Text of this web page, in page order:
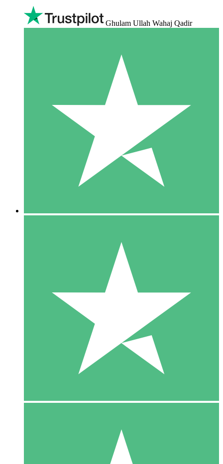
Ghulam Ullah Wahaj Qadir